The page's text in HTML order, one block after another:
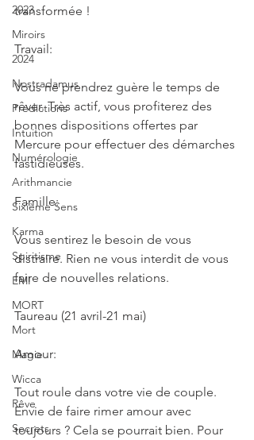
2023
Miroirs
2024
Nostradamus
Prédictions
Intuition
Numérologie
Arithmancie
Sixième Sens
Karma
Spiritisme
EMI
MORT
Mort
Magie
Wicca
Rêve
Secrets
transformée !
Travail:
Vous ne prendrez guère le temps de
rêver. Très actif, vous profiterez des
bonnes dispositions offertes par
Mercure pour effectuer des démarches
fastidieuses.
Famille:
Vous sentirez le besoin de vous
distraire. Rien ne vous interdit de vous
faire de nouvelles relations.
Taureau (21 avril-21 mai)
Amour:
Tout roule dans votre vie de couple.
Envie de faire rimer amour avec
toujours ? Cela se pourrait bien. Pour